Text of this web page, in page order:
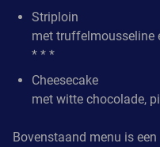
Striploin
met truffelmousseline
* * *
Cheesecake
met witte chocolade,
Bovenstaand menu is